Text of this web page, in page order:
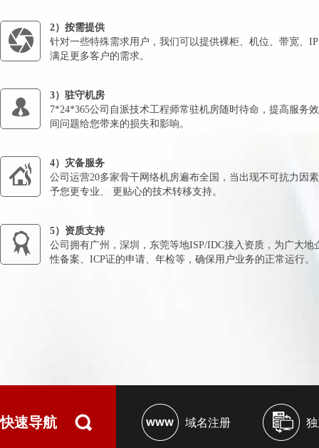
2）按需提供
针对一些特殊需求用户，我们可以提供裸柜、机位、带宽、
满足更多客户的需求。
3）驻守机房
7*24*365公司自派技术工程师常驻机房随时待命，提高服务
间问题给您带来的损失和影响。
4）灾备服务
公司运营20多家骨干网络机房遍布全国，当出现不可抗力因
予您更专业、 更贴心的技术转移支持。
5）资质支持
公司拥有广州，深圳，东莞等地ISP/IDC接入资质，为广大
性备案、ICP证的申请、年检等，确保用户业务的正常运行。
快速导航 域名注册